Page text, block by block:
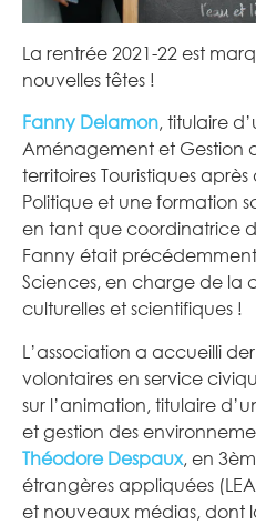
La rentrée 2021-22 est
nouvelles têtes !
Fanny Delamon, titulaire
Aménagement et Gestion
territoires Touristiques
Politique et une formation
en tant que coordinatrice
Fanny était
Sciences, en charge de la
culturelles et scientifiques !
L’association a accueilli
volontaires en service
sur l’animation, titulaire
et gestion des
Théodore Despaux, en
étrangères appliquées
et nouveaux médias, dont